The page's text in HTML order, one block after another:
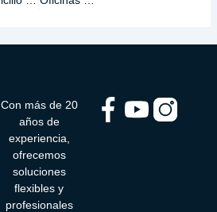
Con más de 20
años de
experiencia,
ofrecemos
soluciones
flexibles y
profesionales